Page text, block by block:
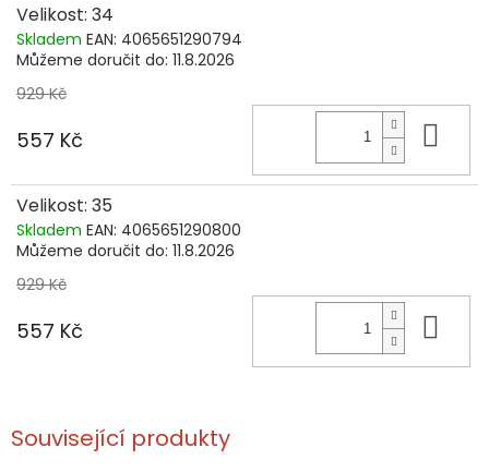
Velikost: 34
Skladem EAN: 4065651290794
Můžeme doručit do: 11.8.2026
929 Kč
557 Kč
Velikost: 35
Skladem EAN: 4065651290800
Můžeme doručit do: 11.8.2026
929 Kč
557 Kč
Související produkty